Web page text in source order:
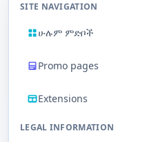
SITE NAVIGATION
ሁሉም ምድቦች
Promo pages
Extensions
LEGAL INFORMATION